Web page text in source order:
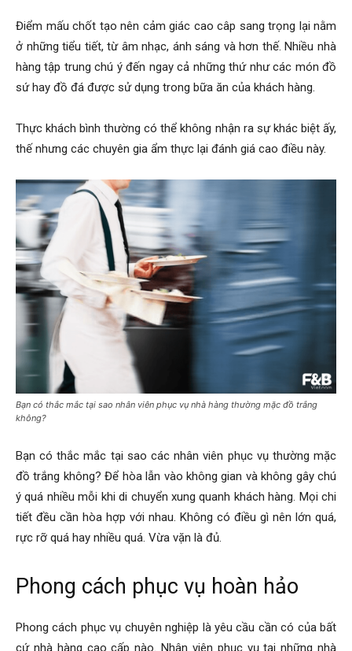
Điểm mấu chốt tạo nên cảm giác cao câp sang trọng lại nằm
ở những tiểu tiết, từ âm nhạc, ánh sáng và hơn thế. Nhiều nhà
hàng tập trung chú ý đến ngay cả những thứ như các món đồ
sứ hay đồ đá được sử dụng trong bữa ăn của khách hàng.
Thực khách bình thường có thể không nhận ra sự khác biệt ấy,
thế nhưng các chuyên gia ẩm thực lại đánh giá cao điều này.
Bạn có thắc mắc tại sao nhân viên phục vụ nhà hàng thường mặc đồ trắng
không?
Bạn có thắc mắc tại sao các nhân viên phục vụ thường mặc
đồ trắng không? Để hòa lẫn vào không gian và không gây chú
ý quá nhiều mỗi khi di chuyển xung quanh khách hàng. Mọi chi
tiết đều cần hòa hợp với nhau. Không có điều gì nên lớn quá,
rực rỡ quá hay nhiều quá. Vừa vặn là đủ.
Phong cách phục vụ hoàn hảo
Phong cách phục vụ chuyên nghiệp là yêu cầu cần có của bất